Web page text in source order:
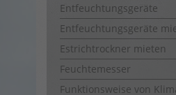
Entfeuchtungsgeräte
Entfeuchtungsgeräte
Estrichtrockner mieten
Feuchtemesser
Funktionsweise von